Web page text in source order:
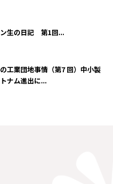
生の日記 第1回...
工業団地事情（第7 回）中小製
ナム進出に...